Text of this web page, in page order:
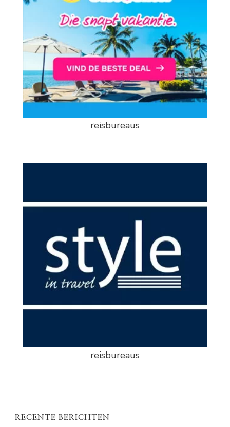
reisbureaus
reisbureaus
RECENTE BERICHTEN